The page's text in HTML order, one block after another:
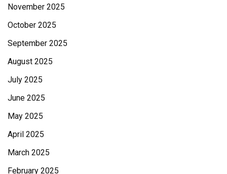
November 2025
October 2025
September 2025
August 2025
July 2025
June 2025
May 2025
April 2025
March 2025
February 2025